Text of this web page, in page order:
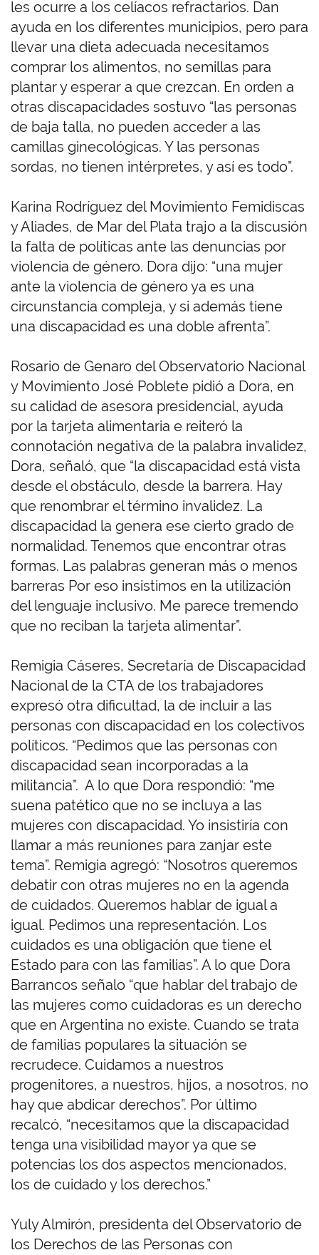
les ocurre a los celíacos refractarios. Dan
ayuda en los diferentes municipios, pero para
llevar una dieta adecuada necesitamos
comprar los alimentos, no semillas para
plantar y esperar a que crezcan. En orden a
otras discapacidades sostuvo “las personas
de baja talla, no pueden acceder a las
camillas ginecológicas. Y las personas
sordas, no tienen intérpretes, y así es todo”.
Karina Rodríguez del Movimiento Femidiscas
y Aliades, de Mar del Plata trajo a la discusión
la falta de políticas ante las denuncias por
violencia de género. Dora dijo: “una mujer
ante la violencia de género ya es una
circunstancia compleja, y si además tiene
una discapacidad es una doble afrenta”.
Rosario de Genaro del Observatorio Nacional
y Movimiento José Poblete pidió a Dora, en
su calidad de asesora presidencial, ayuda
por la tarjeta alimentaria e reiteró la
connotación negativa de la palabra invalidez,
Dora, señaló, que “la discapacidad está vista
desde el obstáculo, desde la barrera. Hay
que renombrar el término invalidez. La
discapacidad la genera ese cierto grado de
normalidad. Tenemos que encontrar otras
formas. Las palabras generan más o menos
barreras Por eso insistimos en la utilización
del lenguaje inclusivo. Me parece tremendo
que no reciban la tarjeta alimentar”.
Remigia Cáseres, Secretaría de Discapacidad
Nacional de la CTA de los trabajadores
expresó otra dificultad, la de incluir a las
personas con discapacidad en los colectivos
políticos. “Pedimos que las personas con
discapacidad sean incorporadas a la
militancia”. A lo que Dora respondió: “me
suena patético que no se incluya a las
mujeres con discapacidad. Yo insistiría con
llamar a más reuniones para zanjar este
tema”. Remigia agregó: “Nosotros queremos
debatir con otras mujeres no en la agenda
de cuidados. Queremos hablar de igual a
igual. Pedimos una representación. Los
cuidados es una obligación que tiene el
Estado para con las familias”. A lo que Dora
Barrancos señalo “que hablar del trabajo de
las mujeres como cuidadoras es un derecho
que en Argentina no existe. Cuando se trata
de familias populares la situación se
recrudece. Cuidamos a nuestros
progenitores, a nuestros, hijos, a nosotros, no
hay que abdicar derechos”. Por último
recalcó, “necesitamos que la discapacidad
tenga una visibilidad mayor ya que se
potencias los dos aspectos mencionados,
los de cuidado y los derechos.”
Yuly Almirón, presidenta del Observatorio de
los Derechos de las Personas con